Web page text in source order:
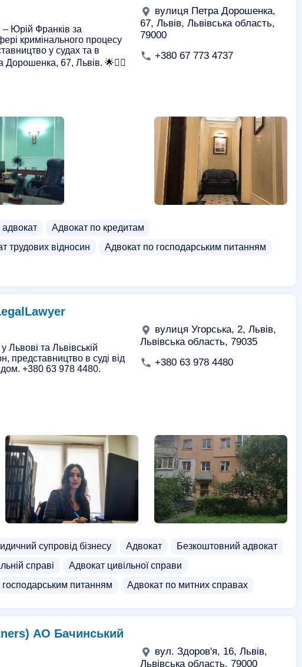
Юрій Франків за
кримінального процесу
у судах та в
Дорошенка, 67, Львів. 🌟👨‍⚖️
вулиця Петра Дорошенка,
67, Львів, Львівська область,
79000
+380 67 773 4737
Адвокат по кредитам
трудових відносин
Адвокат по господарським питанням
та Львівській
представництво в суді від
+380 63 978 4480.
вулиця Угорська, 2, Львів,
Львівська область, 79035
+380 63 978 4480
супровід бізнесу Адвокат
Безкоштовний адвокат
справі
Адвокат цивільної справи
питанням
Адвокат по митних справах
АО Бачинський
вул. Здоров'я, 16, Львів,
Львівська область, 79000